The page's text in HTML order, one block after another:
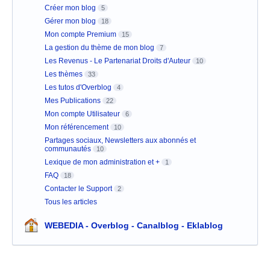
Créer mon blog 5
Gérer mon blog 18
Mon compte Premium 15
La gestion du thème de mon blog 7
Les Revenus - Le Partenariat Droits d'Auteur 10
Les thèmes 33
Les tutos d'Overblog 4
Mes Publications 22
Mon compte Utilisateur 6
Mon référencement 10
Partages sociaux, Newsletters aux abonnés et
communautés
10
Lexique de mon administration et + 1
FAQ 18
Contacter le Support 2
Tous les articles
WEBEDIA - Overblog - Canalblog - Eklablog